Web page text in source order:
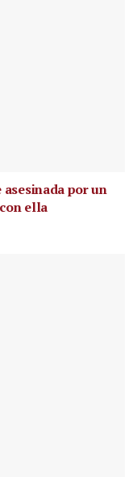
por un
ella